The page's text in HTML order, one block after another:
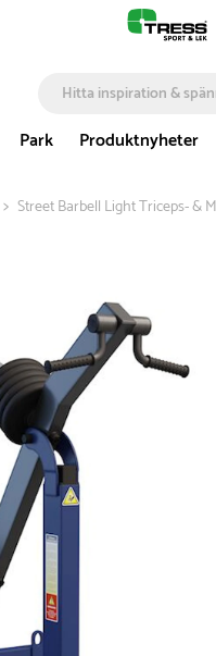
Park Produktnyheter
Street Barbell Light Triceps- &